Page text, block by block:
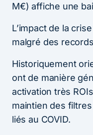
M€) affiche une
L’impact de la
malgré des
Historiquement
ont de manière
activation très
maintien des
liés au COVID.